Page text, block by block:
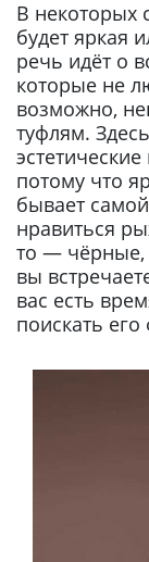
В некоторых
будет яркая
речь идёт о
которые не
возможно,
туфлям.
потому что
бывает
нравиться
то — чёрные,
вы
вас есть
поискать